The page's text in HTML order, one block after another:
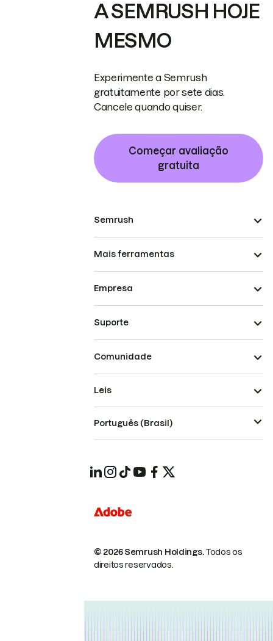
A SEMRUSH HOJE
MESMO
Experimente a Semrush
gratuitamente por sete dias.
Cancele quando quiser.
Começar avaliação
gratuita
Semrush
Mais ferramentas
Empresa
Suporte
Comunidade
© 2026 Semrush Holdings.Todos os
direitos reservados.
Leis
Português (Brasil)